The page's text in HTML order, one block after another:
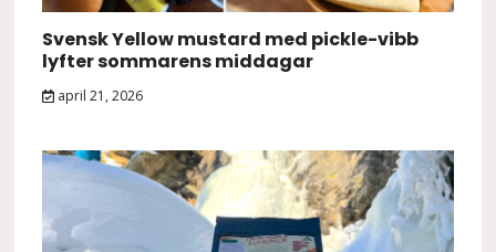
Svensk Yellow mustard med pickle-vibb
lyfter sommarens middagar
april 21, 2026